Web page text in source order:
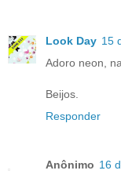
Look Day 15
Adoro neon,
Beijos.
Responder
Anônimo 16